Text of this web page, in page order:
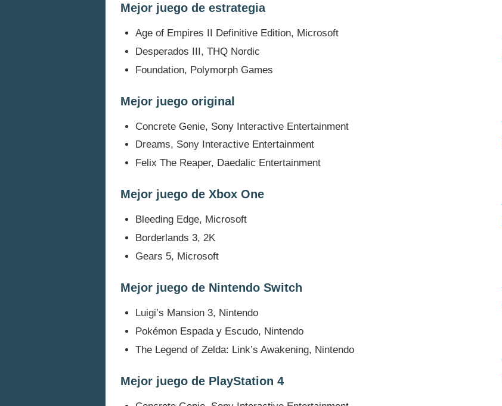
Mejor juego de estrategia
Age of Empires II Definitive Edition, Microsoft
Desperados III, THQ Nordic
Foundation, Polymorph Games
Mejor juego original
Concrete Genie, Sony Interactive Entertainment
Dreams, Sony Interactive Entertainment
Felix The Reaper, Daedalic Entertainment
Mejor juego de Xbox One
Bleeding Edge, Microsoft
Borderlands 3, 2K
Gears 5, Microsoft
Mejor juego de Nintendo Switch
Luigi’s Mansion 3, Nintendo
Pokémon Espada y Escudo, Nintendo
The Legend of Zelda: Link’s Awakening, Nintendo
Mejor juego de PlayStation 4